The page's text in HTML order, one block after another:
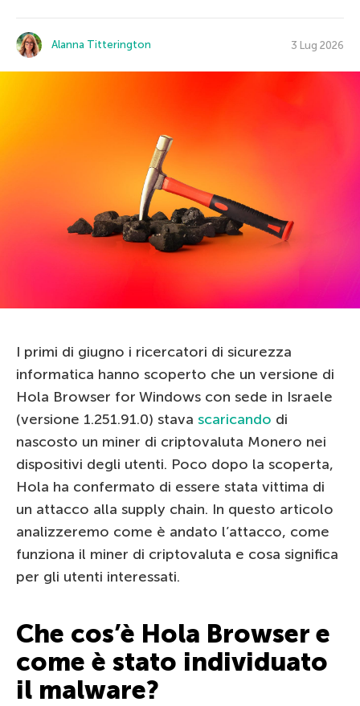
Alanna Titterington 3 Lug 2026
I primi di giugno i ricercatori di sicurezza
informatica hanno scoperto che un versione di
Hola Browser for Windows con sede in Israele
(versione 1.251.91.0) stava scaricando di
nascosto un miner di criptovaluta Monero nei
dispositivi degli utenti. Poco dopo la scoperta,
Hola ha confermato di essere stata vittima di
un attacco alla supply chain. In questo articolo
analizzeremo come è andato l’attacco, come
funziona il miner di criptovaluta e cosa significa
per gli utenti interessati.
Che cos’è Hola Browser e
come è stato individuato
il malware?